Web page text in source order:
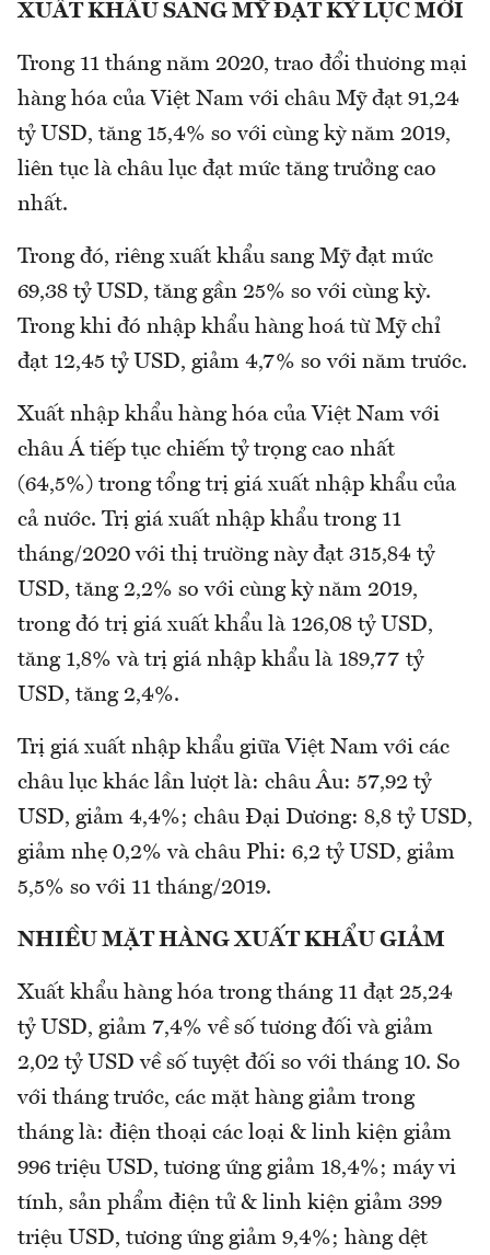
XUẤT KHẨU SANG MỸ ĐẠT KỶ LỤC MỚI
Trong 11 tháng năm 2020, trao đổi thương mại
hàng hóa của Việt Nam với châu Mỹ đạt 91,24
tỷ USD, tăng 15,4% so với cùng kỳ năm 2019,
liên tục là châu lục đạt mức tăng trưởng cao
nhất.
Trong đó, riêng xuất khẩu sang Mỹ đạt mức
69,38 tỷ USD, tăng gần 25% so với cùng kỳ.
Trong khi đó nhập khẩu hàng hoá từ Mỹ chỉ
đạt 12,45 tỷ USD, giảm 4,7% so với năm trước.
Xuất nhập khẩu hàng hóa của Việt Nam với
châu Á tiếp tục chiếm tỷ trọng cao nhất
(64,5%) trong tổng trị giá xuất nhập khẩu của
cả nước. Trị giá xuất nhập khẩu trong 11
tháng/2020 với thị trường này đạt 315,84 tỷ
USD, tăng 2,2% so với cùng kỳ năm 2019,
trong đó trị giá xuất khẩu là 126,08 tỷ USD,
tăng 1,8% và trị giá nhập khẩu là 189,77 tỷ
USD, tăng 2,4%.
Trị giá xuất nhập khẩu giữa Việt Nam với các
châu lục khác lần lượt là: châu Âu: 57,92 tỷ
USD, giảm 4,4%; châu Đại Dương: 8,8 tỷ USD,
giảm nhẹ 0,2% và châu Phi: 6,2 tỷ USD, giảm
5,5% so với 11 tháng/2019.
NHIỀU MẶT HÀNG XUẤT KHẨU GIẢM
Xuất khẩu hàng hóa trong tháng 11 đạt 25,24
tỷ USD, giảm 7,4% về số tương đối và giảm
2,02 tỷ USD về số tuyệt đối so với tháng 10. So
với tháng trước, các mặt hàng giảm trong
tháng là: điện thoại các loại & linh kiện giảm
996 triệu USD, tương ứng giảm 18,4%; máy vi
tính, sản phẩm điện tử & linh kiện giảm 399
triệu USD, tương ứng giảm 9,4%; hàng dệt